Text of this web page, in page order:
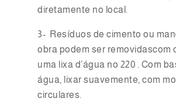
diretamente no local.
3- Resíduos de cimento ou
obra podem ser removidascom
uma lixa d’água no 220 . Com
água, lixar suavemente, com
circulares.